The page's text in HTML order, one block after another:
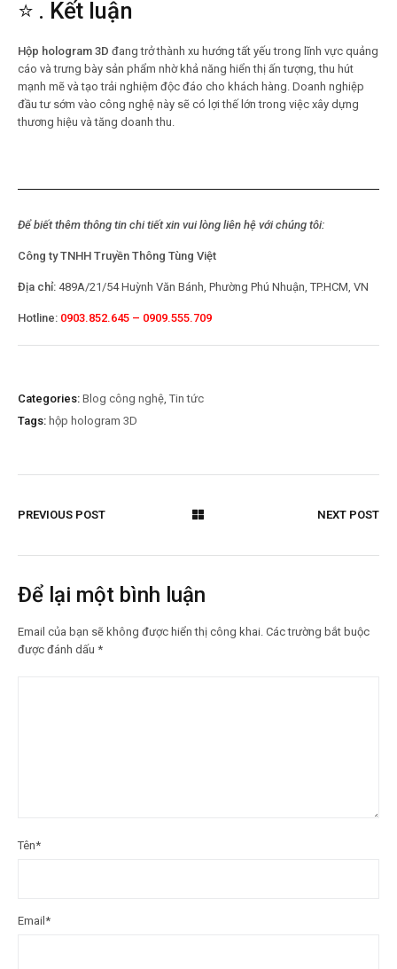
⭐ . Kết luận
Hộp hologram 3D đang trở thành xu hướng tất yếu trong lĩnh vực quảng
cáo và trưng bày sản phẩm nhờ khả năng hiển thị ấn tượng, thu hút
mạnh mẽ và tạo trải nghiệm độc đáo cho khách hàng. Doanh nghiệp
đầu tư sớm vào công nghệ này sẽ có lợi thế lớn trong việc xây dựng
thương hiệu và tăng doanh thu.
Để biết thêm thông tin chi tiết xin vui lòng liên hệ với chúng tôi:
Công ty TNHH Truyền Thông Tùng Việt
Địa chỉ: 489A/21/54 Huỳnh Văn Bánh, Phường Phú Nhuận, TP.HCM, VN
Hotline: 0903.852.645 – 0909.555.709
Categories: Blog công nghệ Tin tức
Tags: hộp hologram 3D
PREVIOUS POST NEXT POST
Để lại một bình luận
Email của bạn sẽ không được hiển thị công khai. Các trường bắt buộc
được đánh dấu *
Tên*
Email*